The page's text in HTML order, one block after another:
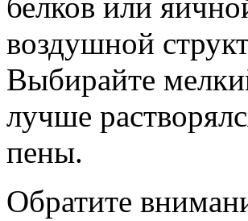
воздушной
Выбирайте
лучше
пены.
Обратите